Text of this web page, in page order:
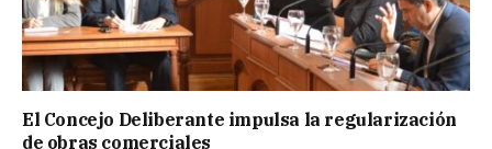
El Concejo Deliberante impulsa la regularización
de obras comerciales